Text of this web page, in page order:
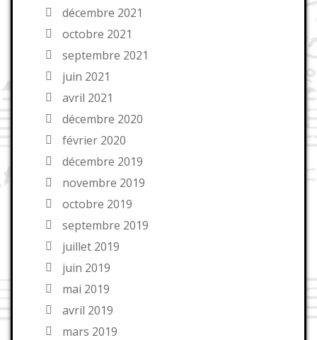
décembre 2021
octobre 2021
septembre 2021
juin 2021
avril 2021
décembre 2020
février 2020
décembre 2019
novembre 2019
octobre 2019
septembre 2019
juillet 2019
juin 2019
mai 2019
avril 2019
mars 2019